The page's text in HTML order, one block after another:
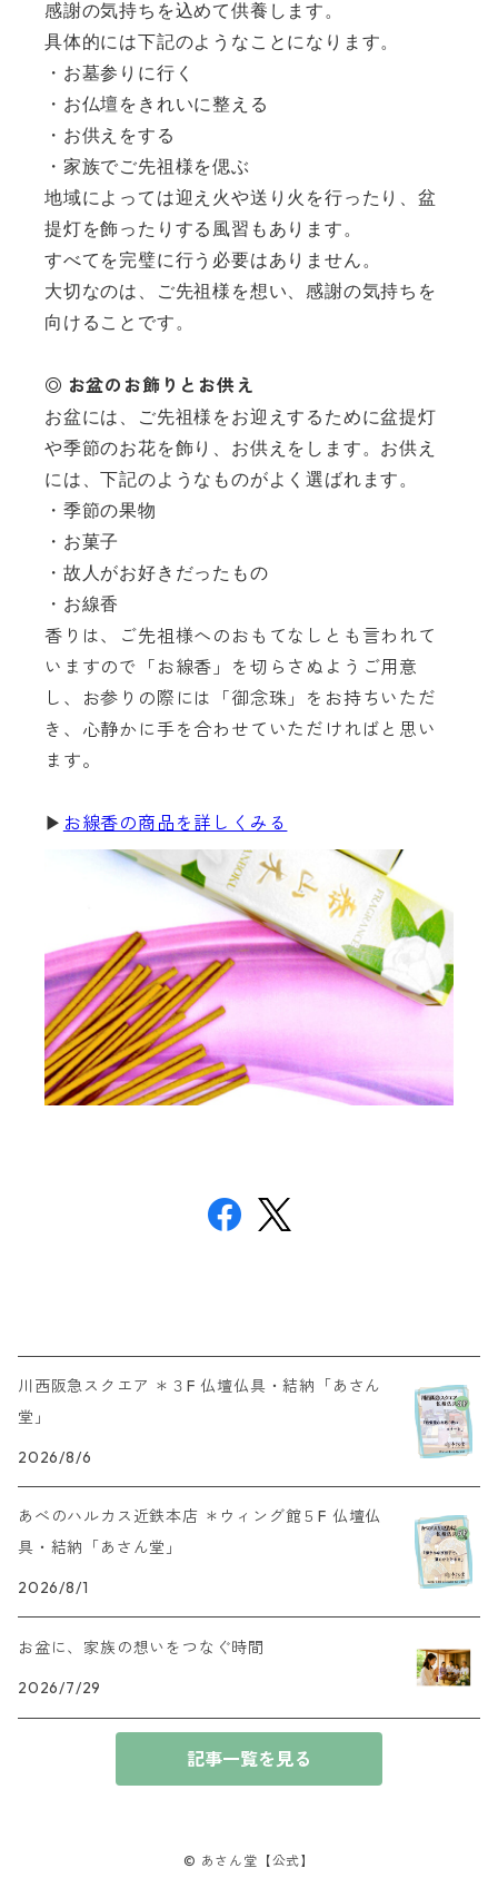
感謝の気持ちを込めて供養します。
具体的には下記のようなことになります。
・お墓参りに行く
・お仏壇をきれいに整える
・お供えをする
・家族でご先祖様を偲ぶ
地域によっては迎え火や送り火を行ったり、盆
提灯を飾ったりする風習もあります。
すべてを完璧に行う必要はありません。
大切なのは、ご先祖様を想い、感謝の気持ちを
向けることです。
◎ お盆のお飾りとお供え
お盆には、ご先祖様をお迎えするために盆提灯
や季節のお花を飾り、お供えをします。お供え
には、下記のようなものがよく選ばれます。
・季節の果物
・お菓子
・故人がお好きだったもの
・お線香
香りは、ご先祖様へのおもてなしとも言われて
いますので「お線香」を切らさぬようご用意
し、お参りの際には「御念珠」をお持ちいただ
き、心静かに手を合わせていただければと思い
ます。
▶ お線香の商品を詳しくみる
川西阪急スクエア ＊３F 仏壇仏具・結納「あさん
堂」
2026/8/6
あべのハルカス近鉄本店 ＊ウィング館５F 仏壇仏
具・結納「あさん堂」
2026/8/1
お盆に、家族の想いをつなぐ時間
2026/7/29
記事一覧を見る
© あさん堂【公式】